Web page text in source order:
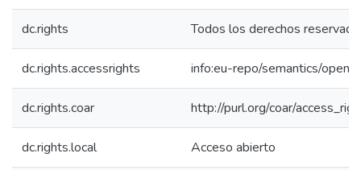
dc.rights Todos los derechos
dc.rights.accessrights info:eu-repo/semantics/
dc.rights.coar http://purl.org/coar/
dc.rights.local Acceso abierto